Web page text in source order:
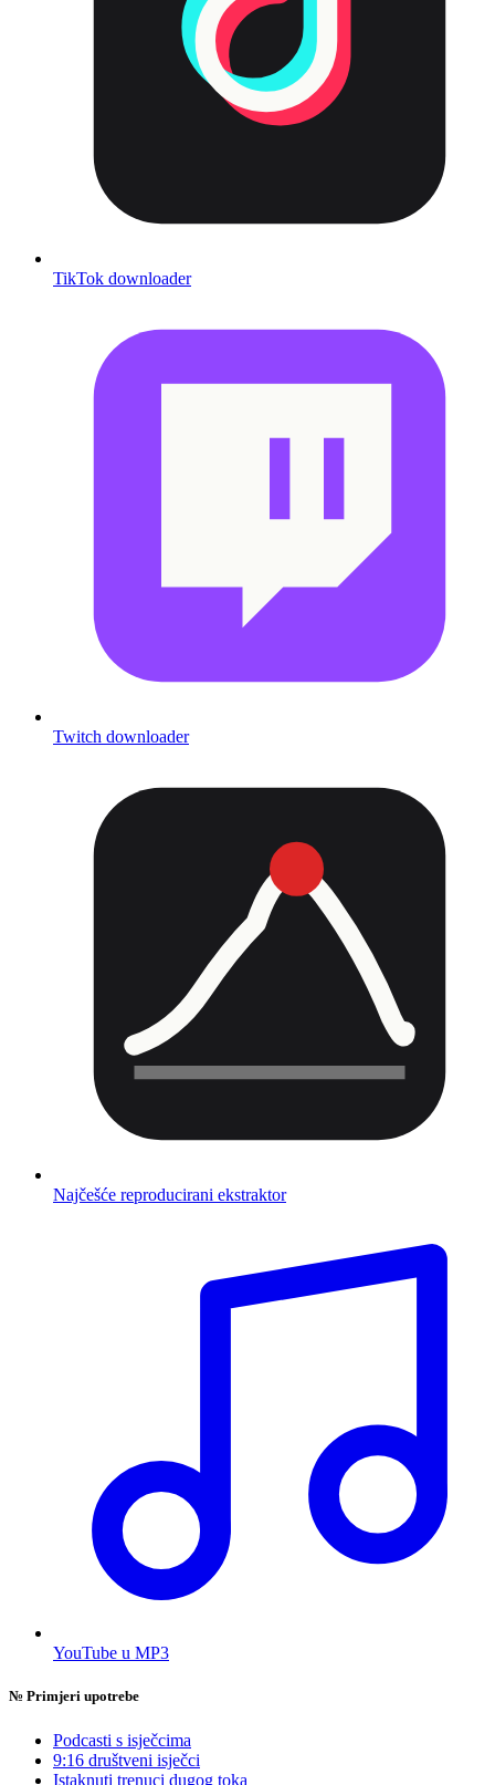
TikTok downloader
Twitch downloader
Najčešće reproducirani ekstraktor
YouTube u MP3
№ Primjeri upotrebe
Podcasti s isječcima
9:16 društveni isječci
Istaknuti trenuci dugog toka